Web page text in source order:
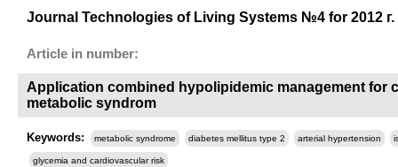
Journal Technologies of Living Systems №4 for 2012 г.
Article in number:
Application combined hypolipidemic management for
metabolic syndrom
Keywords: metabolic syndrome diabetes mellitus type 2 arterial hypertension
glycemia and cardiovascular risk